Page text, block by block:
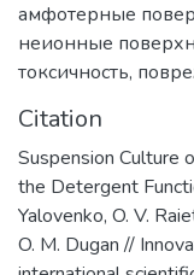
амфотерные
неионные
токсичность,
Citation
Suspension Culture
the Detergent
Yalovenko, O. V.
O. M. Dugan //